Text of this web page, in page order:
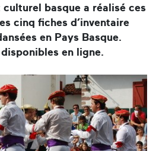
basque a réalisé ces
cinq fiches d’inventaire
en Pays Basque.
en ligne.